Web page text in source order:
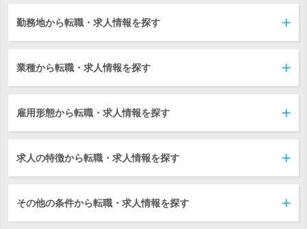
勤務地から転職・求人情報を探す
業種から転職・求人情報を探す
雇用形態から転職・求人情報を探す
求人の特徴から転職・求人情報を探す
その他の条件から転職・求人情報を探す